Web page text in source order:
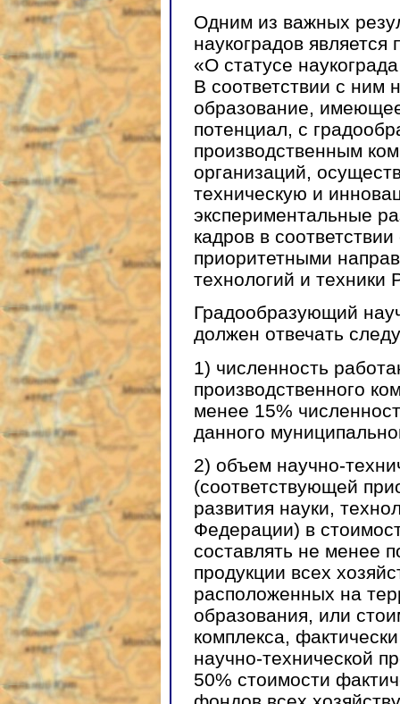
Одним из важных
наукоградов является
«О статусе
В соответствии с ним
образование,
потенциал, с
производственным
организаций,
техническую и
экспериментальные
кадров в
приоритетными
технологий и техники
Градообразующий
должен отвечать
1) численность
производственного
менее 15%
данного
2) объем научно-
(соответствующей
развития науки,
Федерации) в
составлять не менее
продукции всех
расположенных на
образования, или
комплекса,
научно-технической
50% стоимости